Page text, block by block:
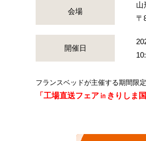
会場
山
〒
開催日
フランスベッドが主催する期間限
「 工場直送フェア㏌きりしま